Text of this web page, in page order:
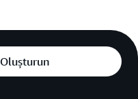
Oluşturun